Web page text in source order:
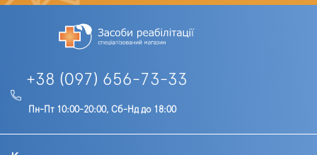
+38 (097) 656-73-33
Пн-Пт 10:00-20:00, Сб-Нд до 18:00